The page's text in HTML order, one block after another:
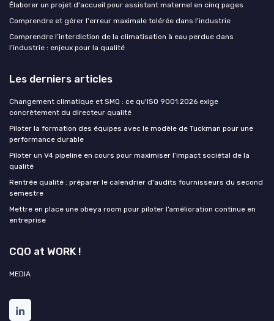
Élaborer un projet d'accueil pour assistant maternel en cinq pages
Comprendre et gérer l'erreur maximale tolérée dans l'industrie
Comprendre l’interdiction de la climatisation à eau perdue dans
l’industrie : enjeux pour la qualité
Les derniers articles
Changement climatique et SMQ : ce qu'ISO 9001:2026 exige
concrètement du directeur qualité
Piloter la formation des équipes avec le modèle de Tuckman pour une
performance durable
Piloter un V4 pipeline en cours pour maximiser l’impact sociétal de la
qualité
Rentrée qualité : préparer le calendrier d'audits fournisseurs du second
semestre
Mettre en place une obeya room pour piloter l’amélioration continue en
entreprise
CQO at WORK !
MEDIA